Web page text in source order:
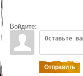
Войдите:
Отправить